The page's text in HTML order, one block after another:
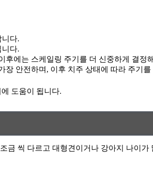
다.
다.
후에는 스케일링 주기를 더 신중하게 결정
장 안전하며, 이후 치주 상태에 따라 주기를
도움이 됩니다.
금 씩 다르고 대형견이거나 강아지 나이